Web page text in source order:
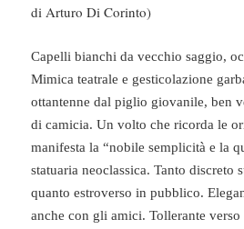
di Arturo Di Corinto)
Capelli bianchi da vecchio saggio,
Mimica teatrale e gesticolazione
ottantenne dal piglio giovanile, ben
di camicia. Un volto che ricorda le
manifesta la “nobile semplicità e la
statuaria neoclassica. Tanto discreto
quanto estroverso in pubblico.
anche con gli amici. Tollerante